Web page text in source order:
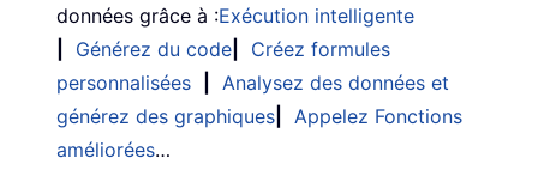
données grâce à :Exécution intelligente
Générez du code
Créez formules
personnalisées
Analysez des données et
générez des graphiques
Appelez Fonctions
améliorées…